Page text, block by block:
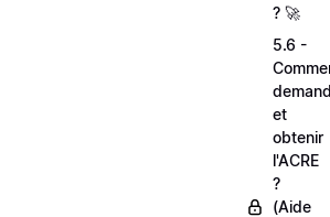
? 🚀
5.6 -
et
obtenir
l'ACRE
?
(Aide